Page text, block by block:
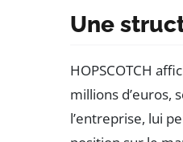
Une
HOPSCOTCH
millions d’euros,
l’entreprise, lui